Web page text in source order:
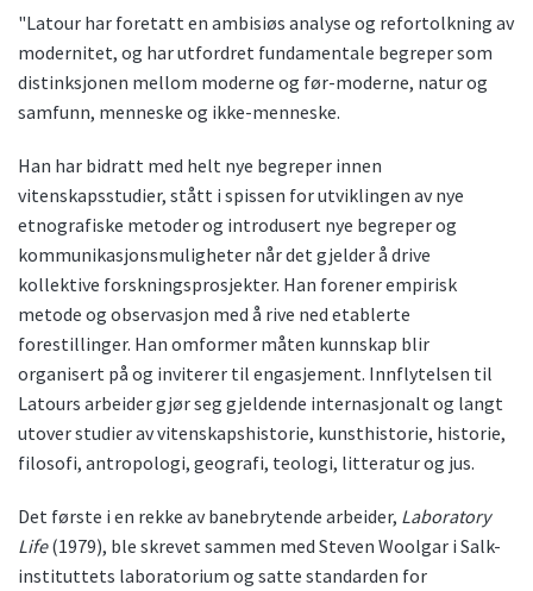
"Latour har foretatt en ambisiøs analyse og refortolkning av
modernitet, og har utfordret fundamentale begreper som
distinksjonen mellom moderne og før-moderne, natur og
samfunn, menneske og ikke-menneske.
Han har bidratt med helt nye begreper innen
vitenskapsstudier, stått i spissen for utviklingen av nye
etnografiske metoder og introdusert nye begreper og
kommunikasjonsmuligheter når det gjelder å drive
kollektive forskningsprosjekter. Han forener empirisk
metode og observasjon med å rive ned etablerte
forestillinger. Han omformer måten kunnskap blir
organisert på og inviterer til engasjement. Innflytelsen til
Latours arbeider gjør seg gjeldende internasjonalt og langt
utover studier av vitenskapshistorie, kunsthistorie, historie,
filosofi, antropologi, geografi, teologi, litteratur og jus.
Det første i en rekke av banebrytende arbeider, Laboratory
Life(1979), ble skrevet sammen med Steven Woolgar i Salk-
instituttets laboratorium og satte standarden for